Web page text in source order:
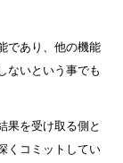
であり、他の機能
ないという事でも
果を受け取る側と
くコミットしてい